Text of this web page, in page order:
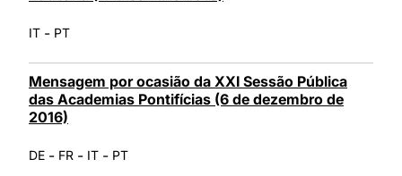
IT - PT
Mensagem por ocasião da XXI Sessão Pública
das Academias Pontifícias (6 de dezembro de
2016)
DE - FR - IT - PT